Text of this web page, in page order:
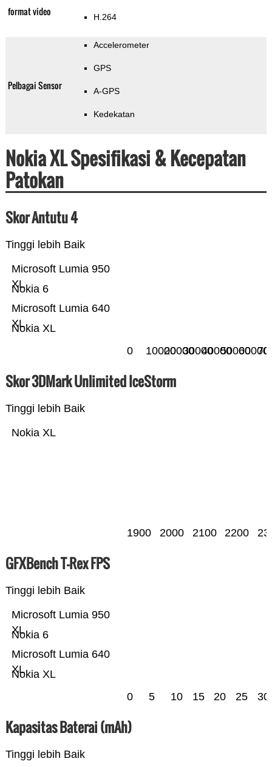
format video H.264
Pelbagai Sensor
Accelerometer
GPS
A-GPS
Kedekatan
Nokia XL Spesifikasi & Kecepatan
Patokan
Skor Antutu 4
Tinggi lebih Baik
Nokia XL
Microsoft Lumia 640
XL
Nokia 6
Microsoft Lumia 950
XL
0 100002000030000400005000060000
Skor 3DMark Unlimited IceStorm
Tinggi lebih Baik
Nokia XL
1900 2000 2100 2200
GFXBench T-Rex FPS
Tinggi lebih Baik
Nokia XL
Microsoft Lumia 640
XL
Nokia 6
Microsoft Lumia 950
XL
0 5 10 15 20 25 30
Kapasitas Baterai (mAh)
Tinggi lebih Baik